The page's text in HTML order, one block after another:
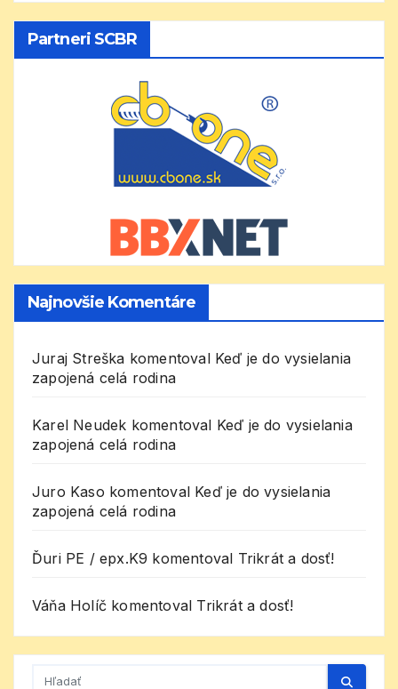
Partneri SCBR
Najnovšie Komentáre
Juraj Streška komentoval Keď je do vysielania
zapojená celá rodina
Karel Neudek komentoval Keď je do vysielania
zapojená celá rodina
Juro Kaso komentoval Keď je do vysielania
zapojená celá rodina
Ďuri PE / epx.K9 komentoval Trikrát a dosť!
Váňa Holíč komentoval Trikrát a dosť!